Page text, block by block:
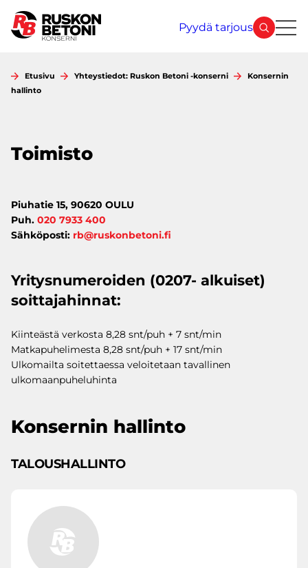
sisältöön
Pyydä tarjous
Etusivu Yhteystiedot: Ruskon Betoni -konserni
Konsernin
hallinto
Toimisto
Piuhatie 15, 90620 OULU
Puh. 020 7933 400
Sähköposti: rb@ruskonbetoni.fi
Yritysnumeroiden (0207- alkuiset)
soittajahinnat:
Kiinteästä verkosta 8,28 snt/puh + 7 snt/min
Matkapuhelimesta 8,28 snt/puh + 17 snt/min
Ulkomailta soitettaessa veloitetaan tavallinen
ulkomaanpuheluhinta
Konsernin hallinto
TALOUSHALLINTO